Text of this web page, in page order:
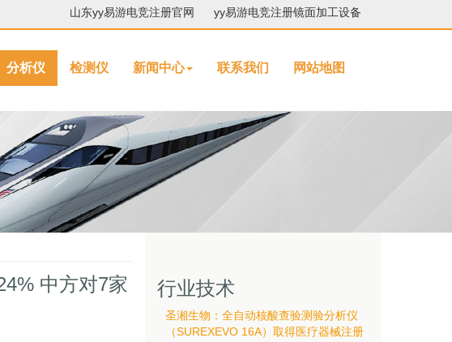
山东yy易游电竞注册官网 yy易游电竞注册镜面加工设备
分析仪 检测仪 新闻中心 联系我们 网站地图
中方对7家
行业技术
圣湘生物：全自动核酸查验测验分析仪
（SUREXEVO 16A）取得医疗器械注册